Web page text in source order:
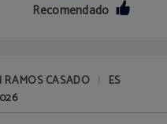
Recomendado
RAMOS CASADO |
ES